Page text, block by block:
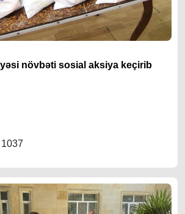
növbəti sosial aksiya keçirib
1037